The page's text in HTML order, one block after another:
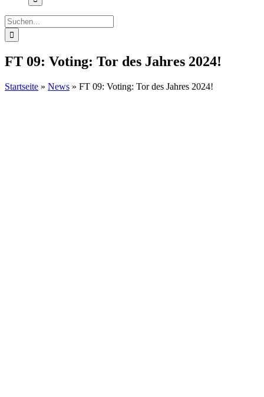
Suche
nach:
FT 09: Voting: Tor des Jahres 2024!
Startseite » News » FT 09: Voting: Tor des Jahres 2024!